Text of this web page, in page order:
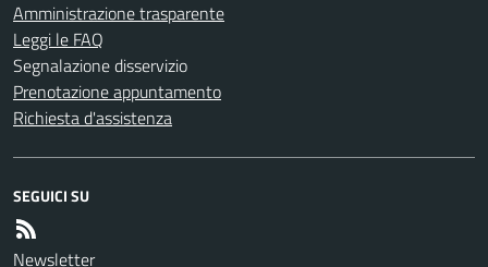
Amministrazione trasparente
Leggi le FAQ
Segnalazione disservizio
Prenotazione appuntamento
Richiesta d'assistenza
SEGUICI SU
Newsletter